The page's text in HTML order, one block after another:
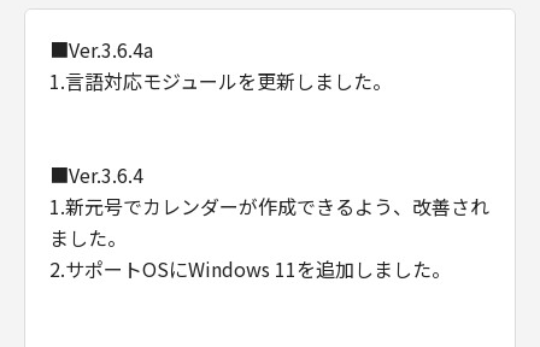
■Ver.3.6.4a
1.言語対応モジュールを更新しました。
■Ver.3.6.4
1.新元号でカレンダーが作成できるよう、改善され
ました。
2.サポートOSにWindows 11を追加しました。